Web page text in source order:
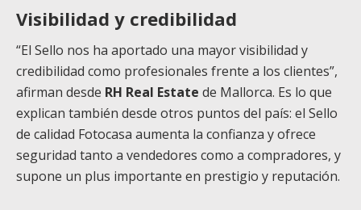
Visibilidad y credibilidad
“El Sello nos ha aportado una mayor visibilidad y
credibilidad como profesionales frente a los clientes”,
afirman desde RH Real Estate de Mallorca. Es lo que
explican también desde otros puntos del país: el Sello
de calidad Fotocasa aumenta la confianza y ofrece
seguridad tanto a vendedores como a compradores, y
supone un plus importante en prestigio y reputación.